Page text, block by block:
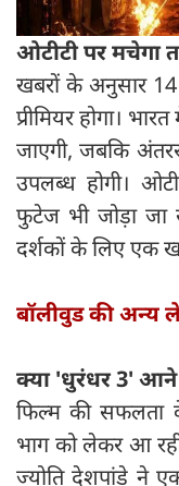
ओटीटी पर मचेगा
खबरों के अनुसार
प्रीमियर होगा।
जाएगी, जबकि
उपलब्ध होगी।
फुटेज भी जोड़ा
दर्शकों के लिए एक
बॉलीवुड की अन्य
क्या 'धुरंधर 3' आने
फिल्म की
भाग को लेकर आ
ज्योति देशपांडे ने